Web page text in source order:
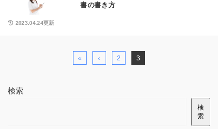
書の書き方
2023.04.24更新
« ‹ 2 3
検索
検
索